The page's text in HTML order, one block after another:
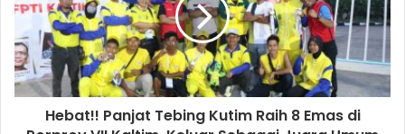
Hebat!! Panjat Tebing Kutim Raih 8 Emas di